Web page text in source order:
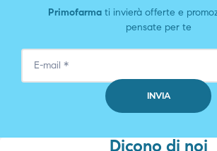
Primofarmati invierà offerte e
pensate per te
Dicono di noi